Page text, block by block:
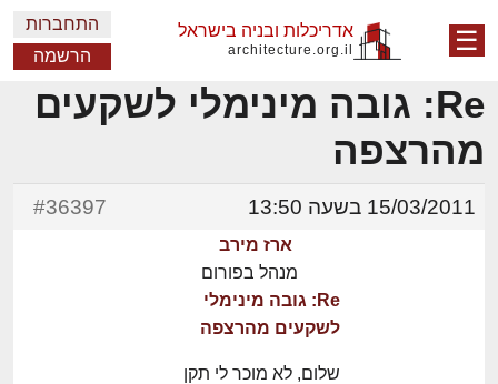
☰ אדריכלות ובניה בישראל
architecture.org.il
התחברות
הרשמה
Re: גובה מינימלי לשקעים
מהרצפה
15/03/2011 בשעה 13:50 #36397
ארז מירב
מנהל בפורום
Re: גובה מינימלי
לשקעים מהרצפה
שלום, לא מוכר לי תקן